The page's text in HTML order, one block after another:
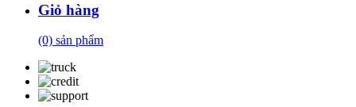
Giỏ hàng
(0) sản phẩm